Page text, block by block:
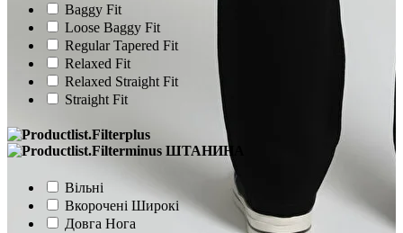
Baggy Fit
Loose Baggy Fit
Regular Tapered Fit
Relaxed Fit
Relaxed Straight Fit
Straight Fit
ШТАНИНА
Вільні
Вкорочені Широкі
Довга Нога